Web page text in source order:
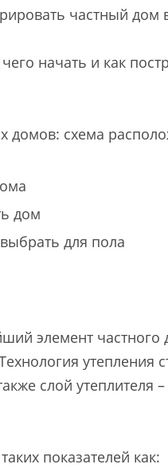
частный дом
начать и как
домов: схема
дом
для пола
элемент частного
утепления
слой
показателей как: